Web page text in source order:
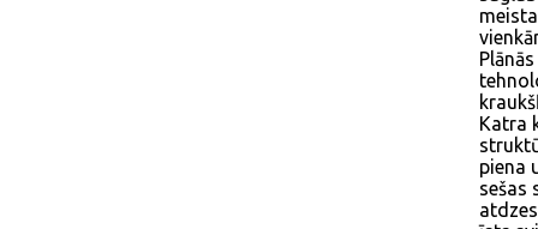
Katra
piena
sešas